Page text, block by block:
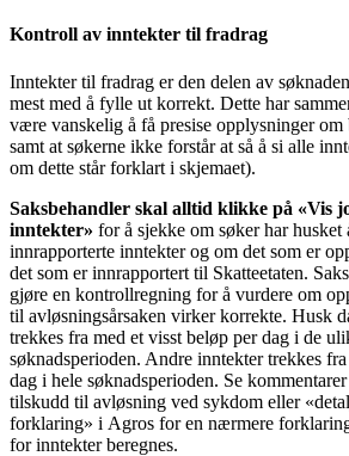
Kontroll av inntekter til fradrag
Inntekter til fradrag er den delen av
mest med å fylle ut korrekt. Dette har
være vanskelig å få presise opplysninger
samt at søkerne ikke forstår at så å si alle
om dette står forklart i skjemaet).
Saksbehandler skal alltid klikke på «Vis
inntekter» for å sjekke om søker har husket
innrapporterte inntekter og om det som er
det som er innrapportert til Skatteetaten.
gjøre en kontrollregning for å vurdere om
til avløsningsårsaken virker korrekte. Husk
trekkes fra med et visst beløp per dag i de
søknadsperioden. Andre inntekter trekkes
dag i hele søknadsperioden. Se
tilskudd til avløsning ved sykdom eller
forklaring» i Agros for en nærmere
for inntekter beregnes.